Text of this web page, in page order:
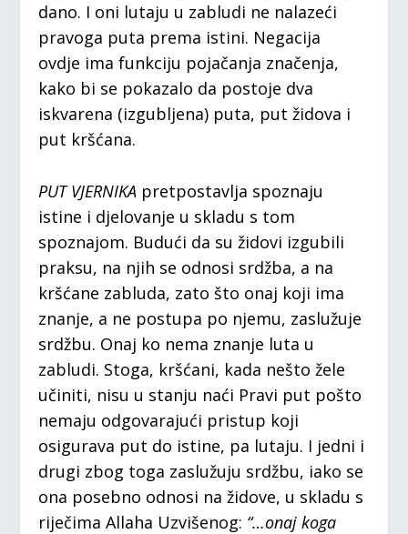
dano. I oni lutaju u zabludi ne nalazeći
pravoga puta prema istini. Negacija
ovdje ima funkciju pojačanja značenja,
kako bi se pokazalo da postoje dva
iskvarena (izgubljena) puta, put židova i
put kršćana.
PUT VJERNIKA pretpostavlja spoznaju
istine i djelovanje u skladu s tom
spoznajom. Budući da su židovi izgubili
praksu, na njih se odnosi srdžba, a na
kršćane zabluda, zato što onaj koji ima
znanje, a ne postupa po njemu, zaslužuje
srdžbu. Onaj ko nema znanje luta u
zabludi. Stoga, kršćani, kada nešto žele
učiniti, nisu u stanju naći Pravi put pošto
nemaju odgovarajući pristup koji
osigurava put do istine, pa lutaju. I jedni i
drugi zbog toga zaslužuju srdžbu, iako se
ona posebno odnosi na židove, u skladu s
riječima Allaha Uzvišenog: “…onaj koga